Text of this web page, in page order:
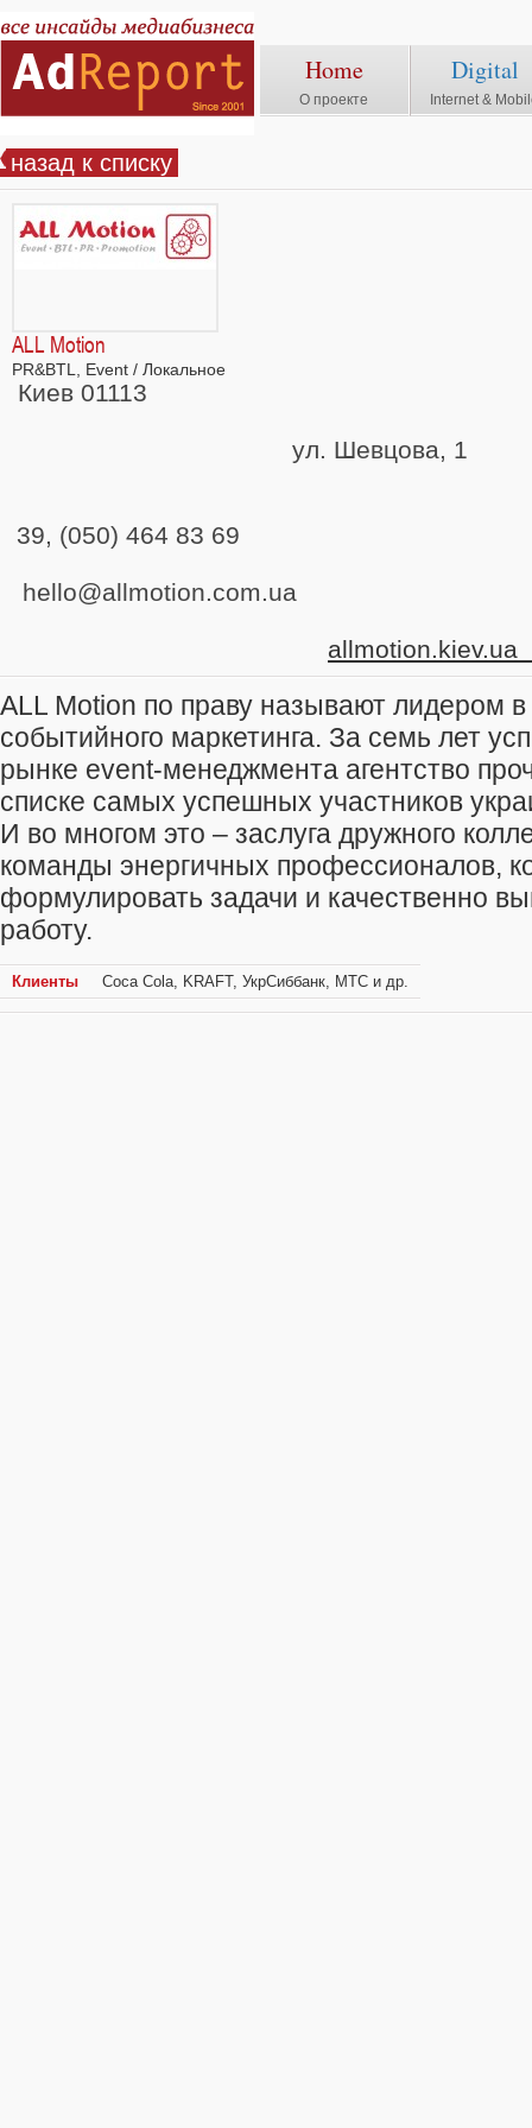
Home
О проекте
Digital
Internet &
назад к списку
ALL Motion
PR&BTL, Event / Локальное
Киев
ул.
39, (050)
ALL Motion по праву называют лидером в
событийного маркетинга. За семь лет
рынке event-менеджмента агентство
списке самых успешных участников
И во многом это – заслуга дружного
команды энергичных профессионалов,
формулировать задачи и качественно
работу.
Клиенты Coca Cola, KRAFT, УкрСиббанк, МТС и др.